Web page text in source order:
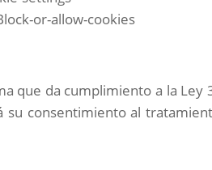
or-allow-cookies
que da cumplimiento a la Ley
consentimiento al